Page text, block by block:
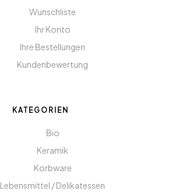
Wunschliste
Ihr Konto
Ihre Bestellungen
Kundenbewertung
KATEGORIEN
Bio
Keramik
Korbware
Lebensmittel / Delikatessen